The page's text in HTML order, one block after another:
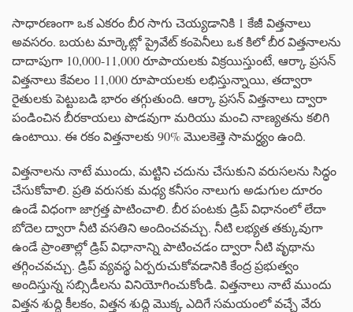
సాధారణంగా ఒక ఎకరం బీర సాగు చెయ్యడానికి 1 కేజీ విత్తనాలు
అవసరం. బయట మార్కెట్లో ప్రైవేట్ కంపెనీలు ఒక కిలో బీర విత్తనాలను
దాదాపుగా 10,000-11,000 రూపాయలకు విక్రయిస్తుంటే, ఆర్కా ప్రసన్
విత్తనాలు కేవలం 11,000 రూపాయలకు లభిస్తున్నాయి, తద్వారా
రైతులకు పెట్టుబడి భారం తగ్గుతుంది. ఆర్కా ప్రసన్ విత్తనాలు ద్వారా
పండించిన బీరకాయలు పొడవుగా మరియు మంచి నాణ్యతను కలిగి
ఉంటాయి. ఈ రకం విత్తనాలకు 90% మొలకెత్తె సామర్ధ్యం ఉంది.
విత్తనాలను నాటే ముందు, మట్టిని చదును చేసుకుని వరుసలను సిద్ధం
చేసుకోవాలి. ప్రతి వరుసకు మధ్య కనీసం నాలుగు అడుగుల దూరం
ఉండే విధంగా జాగ్రత్త పాటించాలి. బీర పంటకు డ్రిప్ విధానంలో లేదా
బోదెల ద్వారా నీటి వసతిని అందించవచ్చు. నీటి లభ్యత తక్కువుగా
ఉండే ప్రాంతాల్లో డ్రిప్ విధానాన్ని పాటించడం ద్వారా నీటి వృథాను
తగ్గించవచ్చు. డ్రిప్ వ్యవస్థ ఏర్పరుచుకోవడానికి కేంద్ర ప్రభుత్వం
అందిస్తున్న సబ్సిడీలను వినియోగించుకోండి. విత్తనాలు నాటే ముందు
విత్తన శుద్ధి కీలకం, విత్తన శుద్ధి మొక్క ఎదిగే సమయంలో వచ్చే వేరు